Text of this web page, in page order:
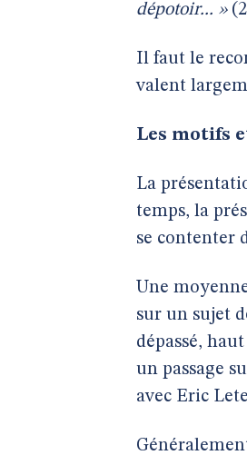
dépotoir... »
Il faut le
valent
Les motifs
La
temps, la
se contenter
Une
sur un sujet
dépassé,
un passage
avec Eric